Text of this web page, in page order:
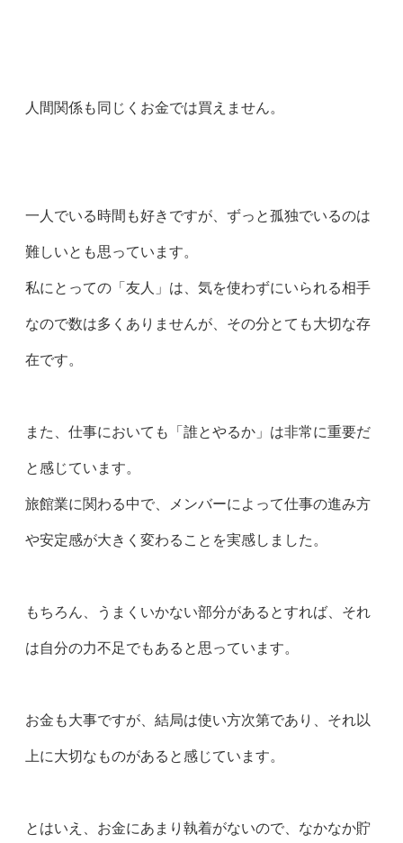
人間関係も同じくお金では買えません。
一人でいる時間も好きですが、ずっと孤独でいるのは
難しいとも思っています。
私にとっての「友人」は、気を使わずにいられる相手
なので数は多くありませんが、その分とても大切な存
在です。
また、仕事においても「誰とやるか」は非常に重要だ
と感じています。
旅館業に関わる中で、メンバーによって仕事の進み方
や安定感が大きく変わることを実感しました。
もちろん、うまくいかない部分があるとすれば、それ
は自分の力不足でもあると思っています。
お金も大事ですが、結局は使い方次第であり、それ以
上に大切なものがあると感じています。
とはいえ、お金にあまり執着がないので、なかなか貯